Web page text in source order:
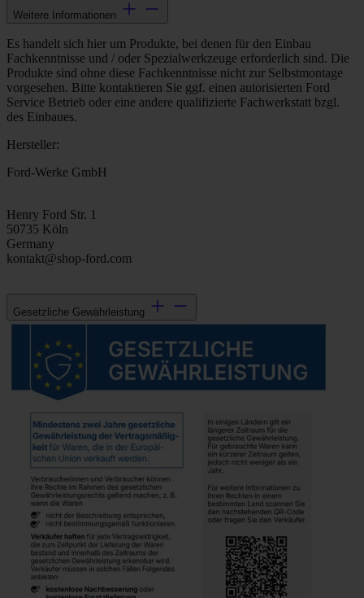
Weitere Informationen
Es handelt sich hier um Produkte, bei denen für den Einbau
Fachkenntnisse und / oder Spezialwerkzeuge erforderlich sind. Die
Produkte sind ohne diese Fachkenntnisse nicht zur Selbstmontage
vorgesehen. Bitte kontaktieren Sie ggf. einen autorisierten Ford
Service Betrieb oder eine andere qualifizierte Fachwerkstatt bzgl.
des Einbaues.
Hersteller:
Ford-Werke GmbH
Henry Ford Str. 1
50735 Köln
Germany
kontakt@shop-ford.com
Gesetzliche Gewährleistung